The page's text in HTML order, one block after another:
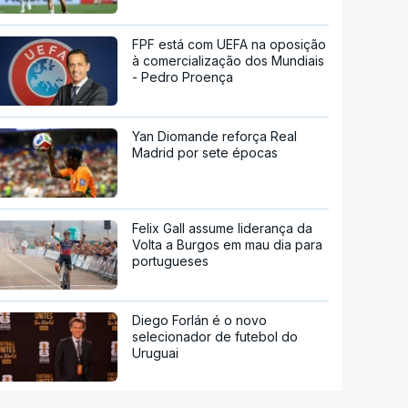
FPF está com UEFA na oposição
à comercialização dos Mundiais
- Pedro Proença
Yan Diomande reforça Real
Madrid por sete épocas
Felix Gall assume liderança da
Volta a Burgos em mau dia para
portugueses
Diego Forlán é o novo
selecionador de futebol do
Uruguai